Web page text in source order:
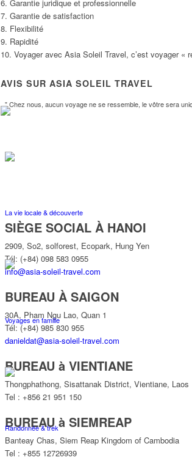
" Chez nous, aucun voyage ne se ressemble, le vôtre sera
La vie locale & découverte
Voyages en famille
Randonnée & trek
6. Garantie juridique et professionnelle
7. Garantie de satisfaction
8. Flexibilité
9. Rapidité
10. Voyager avec Asia Soleil Travel, c’est voyager «
AVIS SUR ASIA SOLEIL TRAVEL
SIÈGE SOCIAL À HANOI
2909, So2, solforest, Ecopark, Hung Yen
Tél: (+84) 098 583 0955
info@asia-soleil-travel.com
BUREAU À SAIGON
30A, Pham Ngu Lao, Quan 1
Tél: (+84) 985 830 955
danieldat@asia-soleil-travel.com
BUREAU à VIENTIANE
Thongphathong, Sisattanak District, Vientiane, Laos
Tel : +856 21 951 150
BUREAU à SIEMREAP
Banteay Chas, Siem Reap Kingdom of Cambodia
Tel : +855 12726939